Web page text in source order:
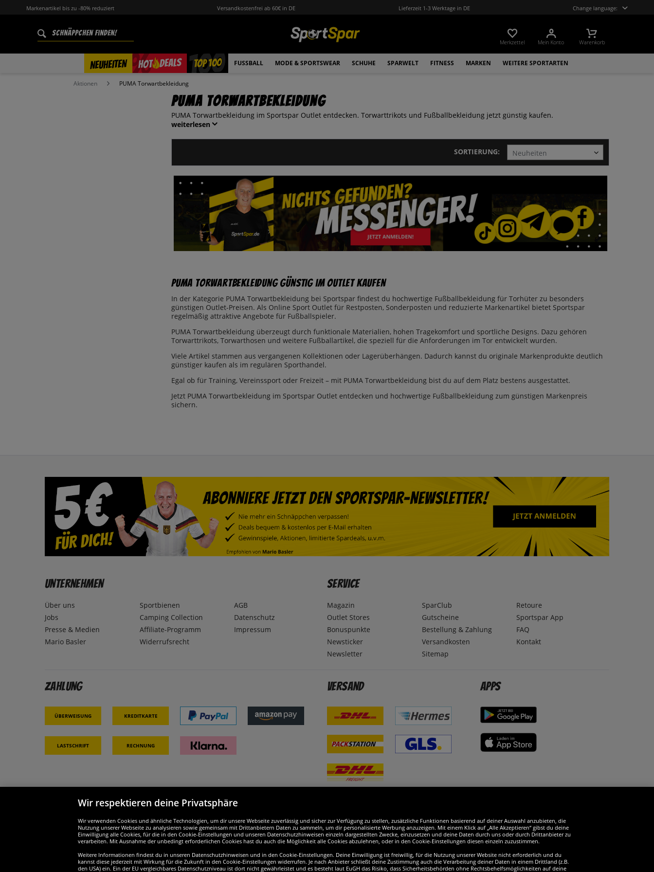
Markenartikel bis zu -80% reduziert Versandkostenfrei ab 60€ in DE Lieferzeit 1-3 Werktage in DE Change language:
Merkzettel Mein Konto Warenkorb
NEUHEITEN HOT DEALS
% TOP 100 FUSSBALL MODE & SPORTSWEAR SCHUHE SPARWELT FITNESS MARKEN WEITERE SPORTARTEN
Aktionen PUMA Torwartbekleidung
PUMA Torwartbekleidung
PUMA Torwartbekleidung im Sportspar Outlet entdecken. Torwarttrikots und Fußballbekleidung jetzt günstig kaufen.
weiterlesen
SORTIERUNG:
PUMA Torwartbekleidung günstig im Outlet kaufen
In der Kategorie PUMA Torwartbekleidung bei Sportspar findest du hochwertige Fußballbekleidung für Torhüter zu besonders
günstigen Outlet-Preisen. Als Online Sport Outlet für Restposten, Sonderposten und reduzierte Markenartikel bietet Sportspar
regelmäßig attraktive Angebote für Fußballspieler.
PUMA Torwartbekleidung überzeugt durch funktionale Materialien, hohen Tragekomfort und sportliche Designs. Dazu gehören
Torwarttrikots, Torwarthosen und weitere Fußballartikel, die speziell für die Anforderungen im Tor entwickelt wurden.
Viele Artikel stammen aus vergangenen Kollektionen oder Lagerüberhängen. Dadurch kannst du originale Markenprodukte deutlich
günstiger kaufen als im regulären Sporthandel.
Egal ob für Training, Vereinssport oder Freizeit – mit PUMA Torwartbekleidung bist du auf dem Platz bestens ausgestattet.
Jetzt PUMA Torwartbekleidung im Sportspar Outlet entdecken und hochwertige Fußballbekleidung zum günstigen Markenpreis
sichern.
Unternehmen
Über uns
Jobs
Presse & Medien
Mario Basler
Sportbienen
Camping Collection
Affiliate-Programm
Widerrufsrecht
AGB
Datenschutz
Impressum
Service
Magazin
Outlet Stores
Bonuspunkte
Newsticker
Newsletter
SparClub
Gutscheine
Bestellung & Zahlung
Versandkosten
Sitemap
Retoure
Sportspar App
FAQ
Kontakt
Zahlung
Überweisung Kreditkarte
Lastschrift Rechnung
Versand Apps
Partner & Sicherheit
Widerruf
Wir sind ausgezeichnet
Wir respektieren deine Privatsphäre
Wir verwenden Cookies und ähnliche Technologien, um dir unsere Webseite zuverlässig und sicher zur Verfügung zu stellen, zusätzliche Funktionen basierend auf deiner Auswahl anzubieten, die
Nutzung unserer Webseite zu analysieren sowie gemeinsam mit Drittanbietern Daten zu sammeln, um dir personalisierte Werbung anzuzeigen. Mit einem Klick auf „Alle Akzeptieren“ gibst du deine
Einwilligung alle Cookies, für die in den Cookie-Einstellungen und unseren Datenschutzhinweisen einzeln dargestellten Zwecke, einzusetzen und deine Daten durch uns oder durch Drittanbieter zu
verarbeiten. Mit Ausnahme der unbedingt erforderlichen Cookies hast du auch die Möglichkeit alle Cookies abzulehnen, oder in den Cookie-Einstellungen diesen einzeln zuzustimmen.
Weitere Informationen findest du in unseren Datenschutzhinweisen und in den Cookie-Einstellungen. Deine Einwilligung ist freiwillig, für die Nutzung unserer Website nicht erforderlich und du
kannst diese jederzeit mit Wirkung für die Zukunft in den Cookie-Einstellungen widerrufen. Je nach Anbieter schließt deine Zustimmung auch die Verarbeitung deiner Daten in einem Drittland (z.B.
den USA) ein. Ein der EU vergleichbares Datenschutzniveau ist dort nicht gewährleistet und es besteht laut EuGH das Risiko, dass Sicherheitsbehörden ohne Rechtsbehelfsmöglichkeiten auf deine